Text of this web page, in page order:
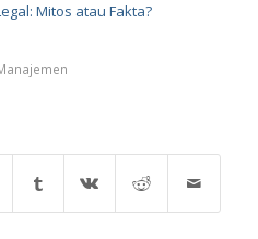
Mitos atau Fakta?